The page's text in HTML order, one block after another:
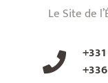
Le Site de